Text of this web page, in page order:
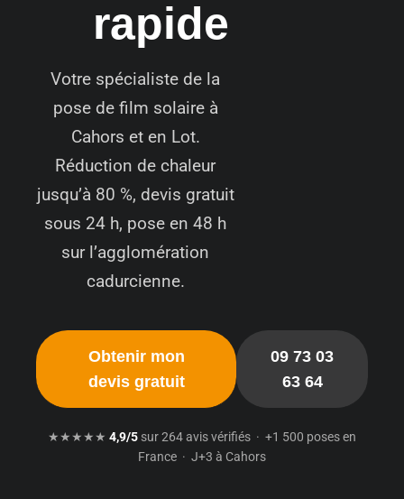
rapide
Votre spécialiste de la
pose de film solaire à
Cahors et en Lot.
Réduction de chaleur
jusqu’à 80 %, devis gratuit
sous 24 h, pose en 48 h
sur l’agglomération
cadurcienne.
Obtenir mon
devis gratuit
09 73 03
63 64
★★★★★ 4,9/5 sur 264 avis vérifiés · +1 500 poses en
France · J+3 à Cahors